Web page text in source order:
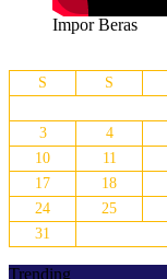
Impor Beras
S
S
3
4
10
11
17
18
24
25
31
Trending